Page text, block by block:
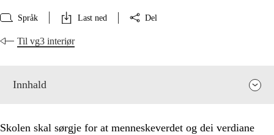
Språk Last ned Del
Til vg3 interiør
Innhald
Skolen skal sørgje for at menneskeverdet og dei verdiane